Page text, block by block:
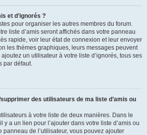
et d’ignorés ?
pour organiser les autres membres du forum.
liste d’amis seront affichés dans votre panneau
rapide, voir leur état de connexion et leur envoyer
les thèmes graphiques, leurs messages peuvent
un utilisateur à votre liste d’ignorés, tous ses
par défaut.
des utilisateurs de ma liste d’amis ou
à votre liste de deux manières. Dans le
y a un lien pour l’ajouter dans votre liste d’amis ou
panneau de l’utilisateur, vous pouvez ajouter